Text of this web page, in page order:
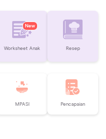
New
Worksheet Anak Resep
MPASI Pencapaian